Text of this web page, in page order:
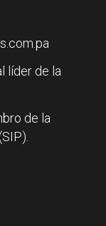
líder de la
de la